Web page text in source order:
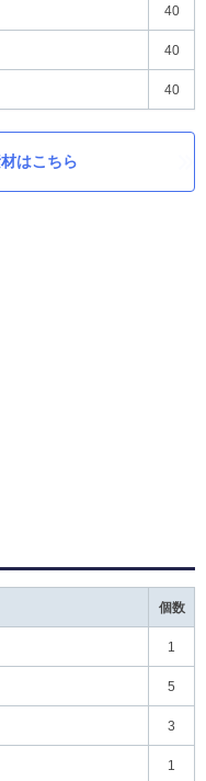
40
40
40
はこちら
個数
1
5
3
1